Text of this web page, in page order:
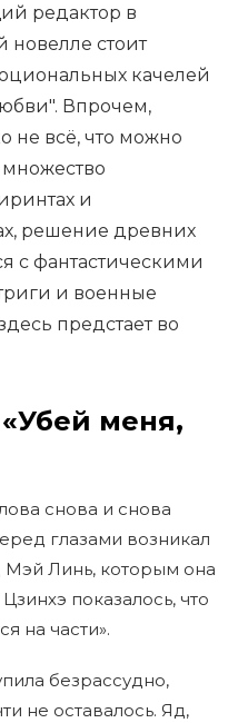
редактор в
новелле стоит
качелей
Впрочем,
не всё, что можно
множество
и
решение древних
с фантастическими
и военные
предстает во
меня,
снова и снова
глазами возникал
Линь, которым она
показалось, что
на части».
безрассудно,
не оставалось. Яд,